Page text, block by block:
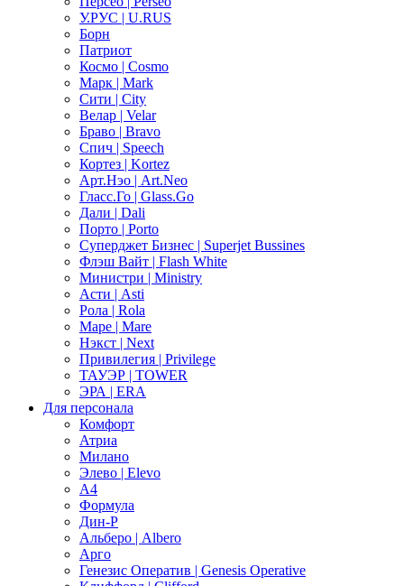
У.РУС | U.RUS
Борн
Патриот
Космо | Cosmo
Марк | Mark
Сити | City
Велар | Velar
Браво | Bravo
Спич | Speech
Кортез | Kortez
Арт.Нэо | Art.Neo
Гласс.Го | Glass.Go
Дали | Dali
Порто | Porto
Суперджет Бизнес | Superjet Bussines
Флэш Вайт | Flash White
Министри | Ministry
Асти | Asti
Рола | Rola
Маре | Mare
Нэкст | Next
Привилегия | Privilege
ТАУЭР | TOWER
ЭРА | ERA
Для персонала
Комфорт
Атриа
Милано
Элево | Elevo
А4
Формула
Дин-Р
Альберо | Albero
Арго
Генезис Оператив | Genesis Operative